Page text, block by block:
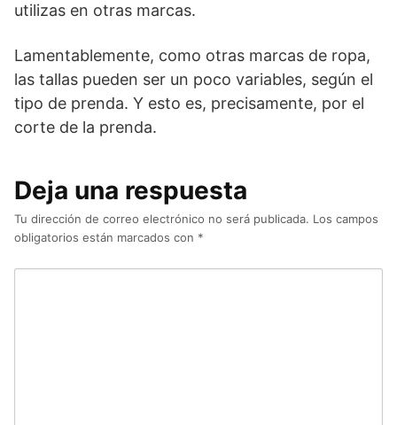
utilizas en otras marcas.
Lamentablemente, como otras marcas de ropa,
las tallas pueden ser un poco variables, según el
tipo de prenda. Y esto es, precisamente, por el
corte de la prenda.
Deja una respuesta
Tu dirección de correo electrónico no será publicada. Los campos
obligatorios están marcados con *